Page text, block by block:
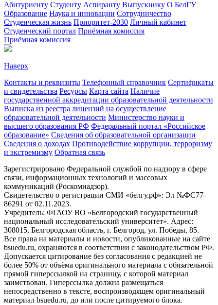
Абитуриенту Студенту Аспиранту Выпускнику О БелГУ
Образование Наука и инновации Сотрудничество
Студенческая жизнь Приоритет-2030 Личный кабинет
Студенческий портал Приёмная комиссия
Приёмная комиссия
Наверх
Контакты и реквизиты Телефонный справочник Сертификаты
и свидетельства Ресурсы Карта сайта Наличие
государственной аккредитации образовательной деятельности
Выписка из реестра лицензий на осуществление
образовательной деятельности Министерствo науки и
высшего образования РФ Федеральный портал «Российское
образование» Сведения об образовательной организации
Сведения о доходах Противодействие коррупции, терроризму
и экстремизму Обратная связь
Зарегистрировано Федеральной службой по надзору в сфере
связи, информационных технологий и массовых
коммуникаций (Роскомнадзор).
Свидетельство о регистрации СМИ «белгу.рф»: Эл №ФС77-
86291 от 02.11.2023.
Учредитель: ФГАОУ ВО «Белгородский государственный
национальный исследовательский университет». Адрес:
308015, Белгородская область, г. Белгород, ул. Победы, 85.
Все права на материалы и новости, опубликованные на сайте
bsuedu.ru, охраняются в соответствии с законодательством РФ.
Допускается цитирование без согласования с редакцией не
более 50% от объёма оригинального материала с обязательной
прямой гиперссылкой на страницу, с которой материал
заимствован. Гиперссылка должна размещаться
непосредственно в тексте, воспроизводящем оригинальный
материал bsuedu.ru, до или после цитируемого блока.